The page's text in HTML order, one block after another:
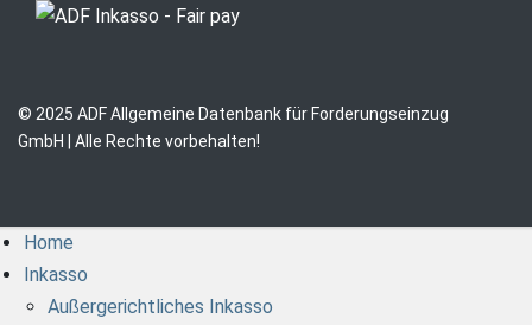
© 2025 ADF Allgemeine Datenbank für Forderungseinzug
GmbH | Alle Rechte vorbehalten!
Home
Inkasso
Außergerichtliches Inkasso